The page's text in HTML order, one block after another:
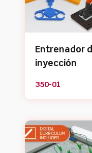
Entrenador
inyección
350-01